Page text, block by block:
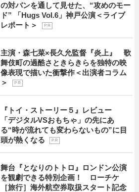
の対バンを通して見せた、“攻めのモー
ド” 「Hugs Vol.6」神戸公演＜ライブ
レポート＞
P R
主演・森七菜×長久允監督『炎上』 歌
舞伎町の過酷さときらきらを独特の映
像表現で描いた衝撃作＜出演者コラム
＞
P R
『トイ・ストーリー５』レビュー
「デジタルVSおもちゃ」の先にあ
る“時が流れても変わらないもの”に目
頭が熱くなる
P R
舞台『となりのトトロ』ロンドン公演
を観劇できる特別企画！ ローチケ
［旅行］海外航空券取扱スタート記念